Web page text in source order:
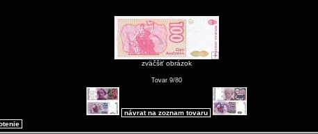
zväčšiť obrázok
Tovar 9/80
návrat na zoznam tovaru